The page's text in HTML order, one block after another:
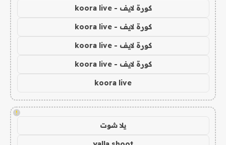
كورة لايف - koora live
كورة لايف - koora live
كورة لايف - koora live
كورة لايف - koora live
koora live
!
يلا شوت